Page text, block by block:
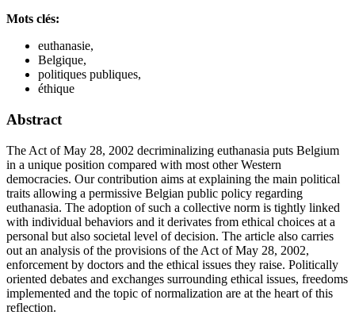
Mots clés:
euthanasie,
Belgique,
politiques publiques,
éthique
Abstract
The Act of May 28, 2002 decriminalizing euthanasia puts Belgium
in a unique position compared with most other Western
democracies. Our contribution aims at explaining the main political
traits allowing a permissive Belgian public policy regarding
euthanasia. The adoption of such a collective norm is tightly linked
with individual behaviors and it derivates from ethical choices at a
personal but also societal level of decision. The article also carries
out an analysis of the provisions of the Act of May 28, 2002,
enforcement by doctors and the ethical issues they raise. Politically
oriented debates and exchanges surrounding ethical issues, freedoms
implemented and the topic of normalization are at the heart of this
reflection.